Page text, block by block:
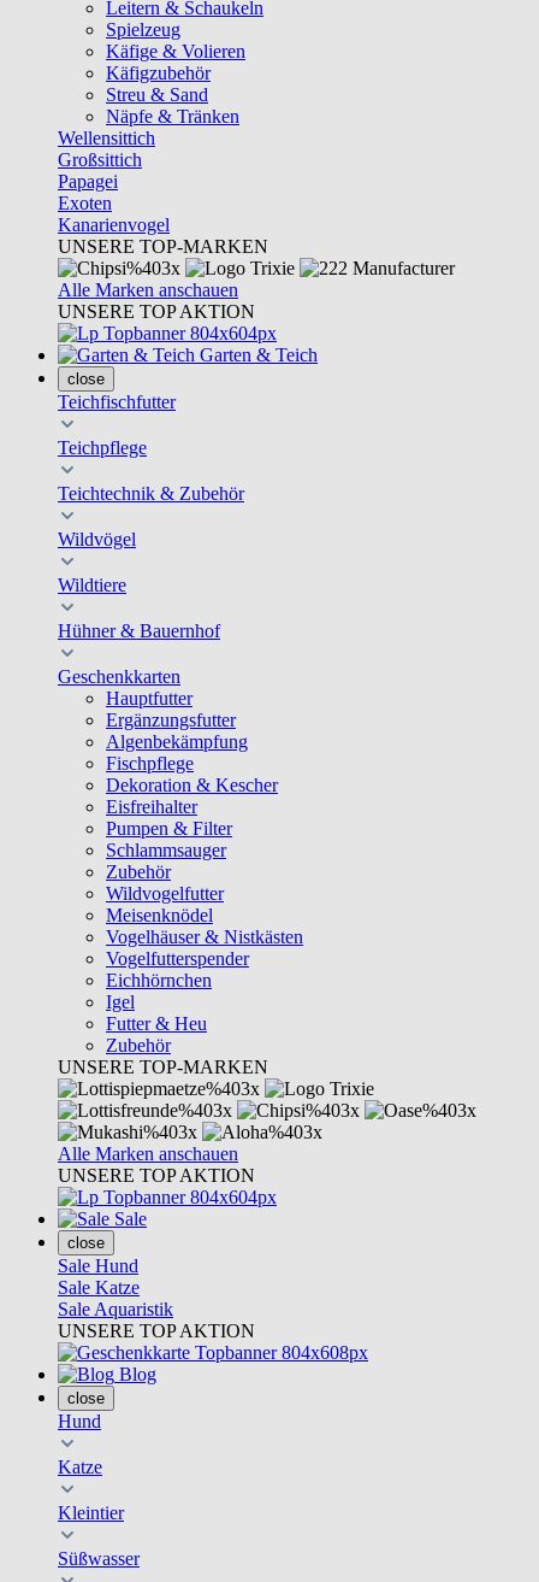
Leitern & Schaukeln
Spielzeug
Käfige & Volieren
Käfigzubehör
Streu & Sand
Näpfe & Tränken
Wellensittich
Großsittich
Papagei
Exoten
Kanarienvogel
UNSERE TOP-MARKEN
Alle Marken anschauen
UNSERE TOP AKTION
Garten & Teich
close
Teichfischfutter
Teichpflege
Teichtechnik & Zubehör
Wildvögel
Wildtiere
Hühner & Bauernhof
Geschenkkarten
Hauptfutter
Ergänzungsfutter
Algenbekämpfung
Fischpflege
Dekoration & Kescher
Eisfreihalter
Pumpen & Filter
Schlammsauger
Zubehör
Wildvogelfutter
Meisenknödel
Vogelhäuser & Nistkästen
Vogelfutterspender
Eichhörnchen
Igel
Futter & Heu
Zubehör
UNSERE TOP-MARKEN
Alle Marken anschauen
UNSERE TOP AKTION
Sale
close
Sale Hund
Sale Katze
Sale Aquaristik
UNSERE TOP AKTION
Blog
close
Hund
Katze
Kleintier
Süßwasser